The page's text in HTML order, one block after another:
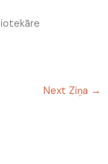
Next Ziņa →